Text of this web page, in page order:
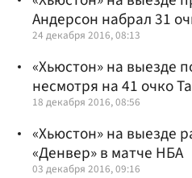
Андерсон набрал 31
24 декабря 2016, 08:13
«Хьюстон» на выезде
несмотря на 41 очко
18 декабря 2016, 08:56
«Хьюстон» на выезде
«Денвер» в матче НБА
03 декабря 2016, 09:16